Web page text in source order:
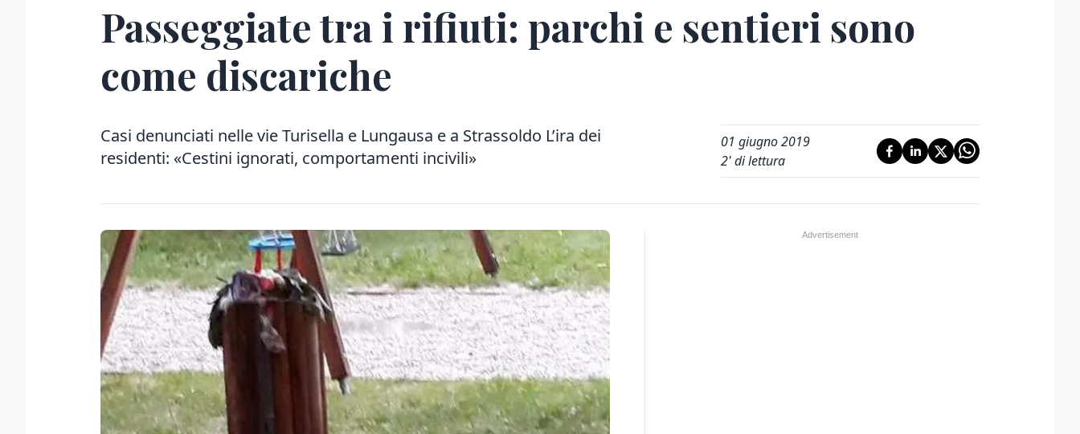
Passeggiate tra i rifiuti: parchi e sentieri sono
come discariche
Casi denunciati nelle vie Turisella e Lungausa e a Strassoldo L’ira dei
residenti: «Cestini ignorati, comportamenti incivili»
01 giugno 2019
2' di lettura